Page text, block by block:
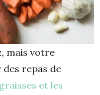
mais votre
repas de
et les